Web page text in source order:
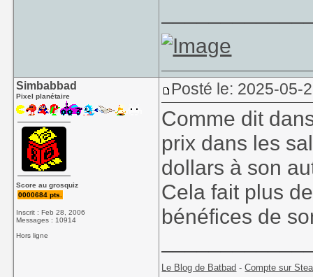
Simbabbad
Pixel planétaire
Score au grosquiz
0000684 pts.
Inscrit : Feb 28, 2006
Messages : 10914
Hors ligne
Posté le: 2025-05-
Comme dit
prix dans les
dollars à son
Cela fait plus
bénéfices de
Le Blog de Batbad -Compte sur